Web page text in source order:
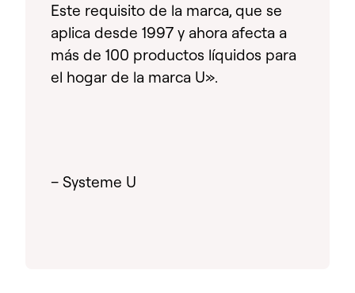
Este requisito de la marca, que se
aplica desde 1997 y ahora afecta a
más de 100 productos líquidos para
el hogar de la marca U».
– Systeme U